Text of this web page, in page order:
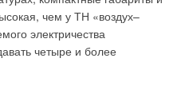
чем у ТН «воздух–
электричества
четыре и более
VEQ термостатические
присоединительную
отопления рекомендуется